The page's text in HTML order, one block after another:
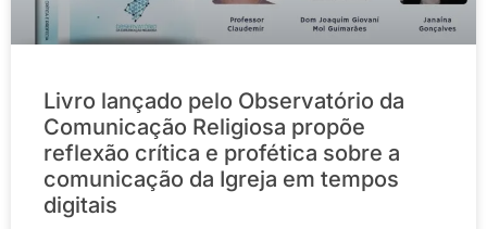
Livro lançado pelo Observatório da
Comunicação Religiosa propõe
reflexão crítica e profética sobre a
comunicação da Igreja em tempos
digitais